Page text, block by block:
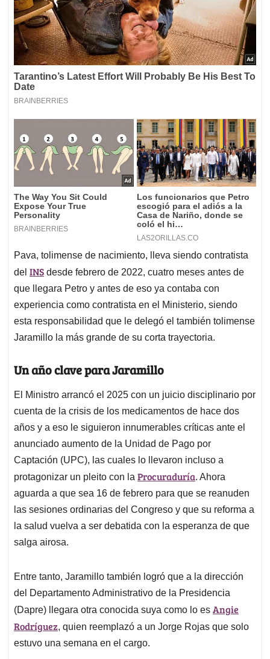
Pava, tolimense de nacimiento, lleva siendo contratista
del INS desde febrero de 2022, cuatro meses antes de
que llegara Petro y antes de eso ya contaba con
experiencia como contratista en el Ministerio, siendo
esta responsabilidad que le delegó el también tolimense
Jaramillo la más grande de su corta trayectoria.
Un año clave para Jaramillo
El Ministro arrancó el 2025 con un juicio disciplinario por
cuenta de la crisis de los medicamentos de hace dos
años y a eso le siguieron innumerables críticas ante el
anunciado aumento de la Unidad de Pago por
Captación (UPC), las cuales lo llevaron incluso a
protagonizar un pleito con la Procuraduría. Ahora
aguarda a que sea 16 de febrero para que se reanuden
las sesiones ordinarias del Congreso y que su reforma a
la salud vuelva a ser debatida con la esperanza de que
salga airosa.
Entre tanto, Jaramillo también logró que a la dirección
del Departamento Administrativo de la Presidencia
(Dapre) llegara otra conocida suya como lo es Angie
Rodríguez, quien reemplazó a un Jorge Rojas que solo
estuvo una semana en el cargo.